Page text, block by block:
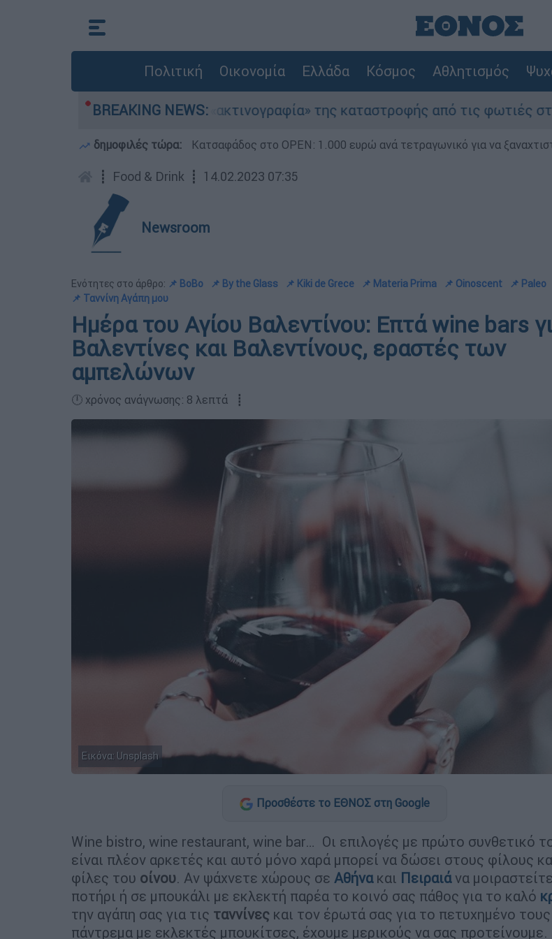
Πολιτική Οικονομία Ελλάδα Κόσμος Αθλητισμός
BREAKING NEWS:
Η «ακτινογραφία» της καταστροφής από τις φωτιές στη Δυτική Αττική
δημοφιλές τώρα: Κατσαφάδος στο OPEN: 1.000 ευρώ ανά τετραγωνικό για να
┋ Food & Drink ┋ 14.02.2023 07:35
Newsroom
Ενότητες στο άρθρο: 📌 BοΒο 📌 By the Glass 📌 Kiki de Grece 📌 Materia Prima 📌 Oinoscent
📌 Paleo
📌 Ταννίνη Αγάπη μου
Ημέρα του Αγίου Βαλεντίνου: Επτά wine bars
Βαλεντίνες και Βαλεντίνους, εραστές των
αμπελώνων
🕛 χρόνος ανάγνωσης: 8 λεπτά ┋
Εικόνα: Unsplash
Προσθέστε το ΕΘΝΟΣ στη Google
Wine bistro, wine restaurant, wine bar… Οι επιλογές με πρώτο συνθετικό
είναι πλέον αρκετές και αυτό μόνο χαρά μπορεί να δώσει στους φίλους
φίλες του οίνου. Αν ψάχνετε χώρους σε Αθήνακαι Πειραιάνα
ποτήρι ή σε μπουκάλι με εκλεκτή παρέα το κοινό σας πάθος για το καλό
την αγάπη σας για τις ταννίνες και τον έρωτά σας για το πετυχημένο τους
πάντρεμα με εκλεκτές μπουκίτσες, έχουμε μερικούς να σας προτείνουμε.